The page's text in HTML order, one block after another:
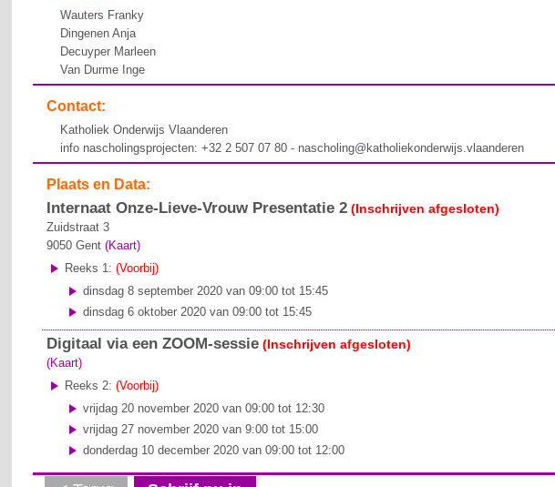
Wauters Franky
Dingenen Anja
Decuyper Marleen
Van Durme Inge
Contact:
Katholiek Onderwijs Vlaanderen
info nascholingsprojecten: +32 2 507 07 80 - nascholing@katholiekonderwijs.vlaanderen
Plaats en Data:
Internaat Onze-Lieve-Vrouw Presentatie 2 (Inschrijven afgesloten)
Zuidstraat 3
9050 Gent (Kaart)
Reeks 1:(Voorbij)
dinsdag 8 september 2020 van 09:00 tot 15:45
dinsdag 6 oktober 2020 van 09:00 tot 15:45
Digitaal via een ZOOM-sessie (Inschrijven afgesloten)
(Kaart)
Reeks 2:(Voorbij)
vrijdag 20 november 2020 van 09:00 tot 12:30
vrijdag 27 november 2020 van 9:00 tot 15:00
donderdag 10 december 2020 van 09:00 tot 12:00